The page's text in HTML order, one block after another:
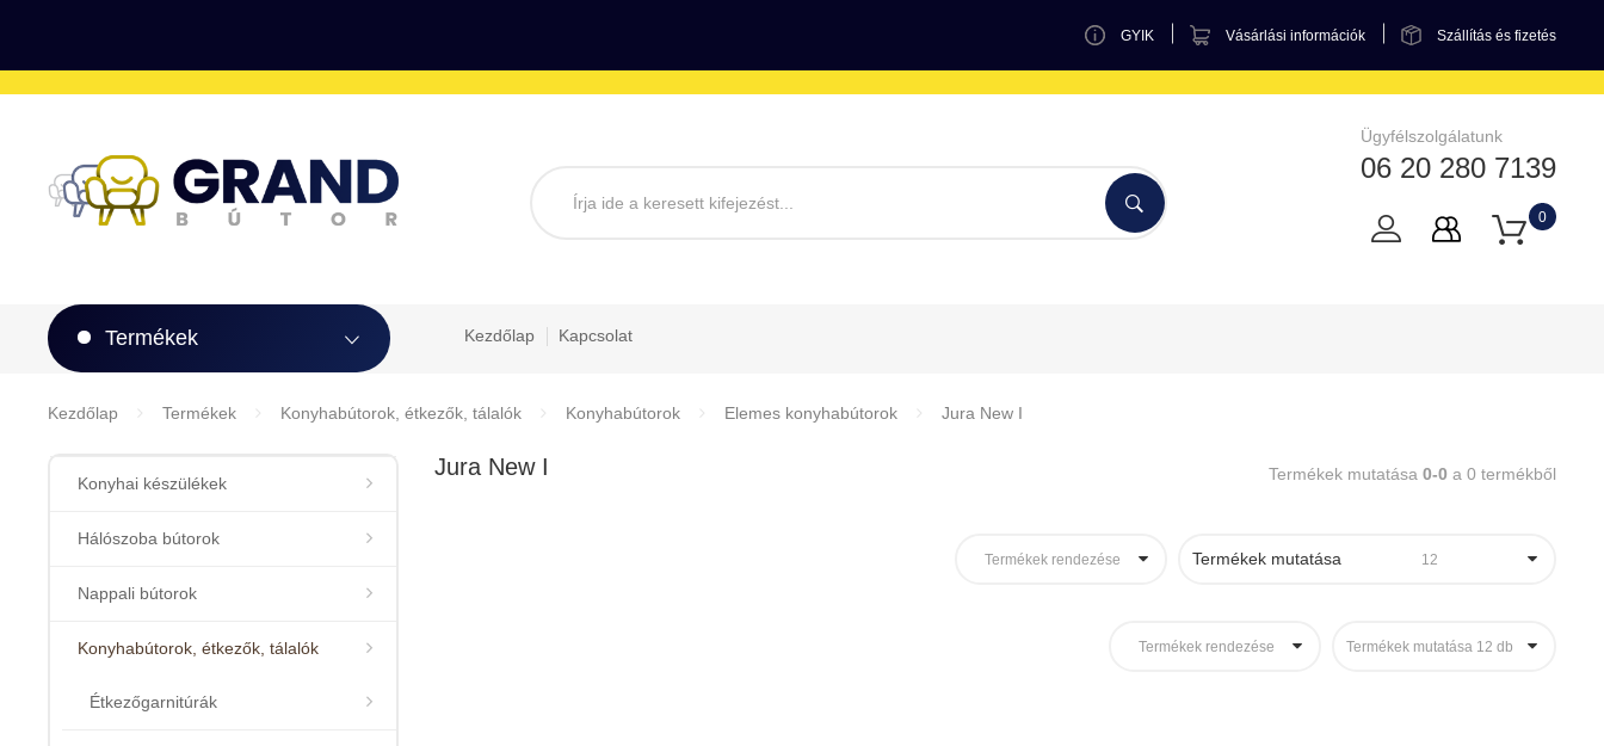
GYIK Vásárlási információk Szállítás és fizetés
Ügyfélszolgálatunk
06 20 280 7139
0
Termékek Kezdőlap Kapcsolat
Kezdőlap Termékek Konyhabútorok, étkezők, tálalók Konyhabútorok Elemes konyhabútorok Jura New I
Konyhai készülékek
Hálószoba bútorok
Nappali bútorok
Konyhabútorok, étkezők, tálalók
Étkezőgarnitúrák
Jura New I Termékek mutatása 0-0 a 0 termékből
Termékek rendezése Termékek mutatása 12
Termékek rendezése Termékek mutatása 12 db